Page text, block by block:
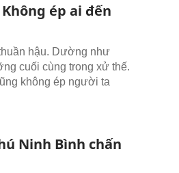
ép ai đến
hậu. Dường như
cuối cùng trong xử thế.
không ép người ta
Ninh Bình chấn